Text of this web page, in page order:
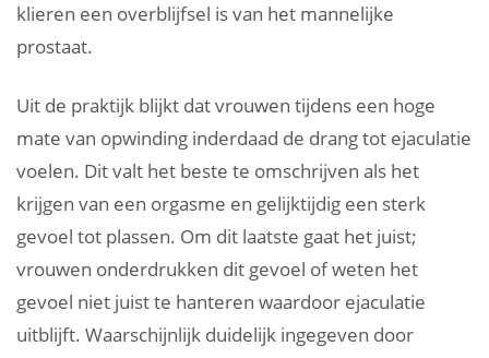
klieren een overblijfsel is van het mannelijke
prostaat.
Uit de praktijk blijkt dat vrouwen tijdens een hoge
mate van opwinding inderdaad de drang tot ejaculatie
voelen. Dit valt het beste te omschrijven als het
krijgen van een orgasme en gelijktijdig een sterk
gevoel tot plassen. Om dit laatste gaat het juist;
vrouwen onderdrukken dit gevoel of weten het
gevoel niet juist te hanteren waardoor ejaculatie
uitblijft. Waarschijnlijk duidelijk ingegeven door